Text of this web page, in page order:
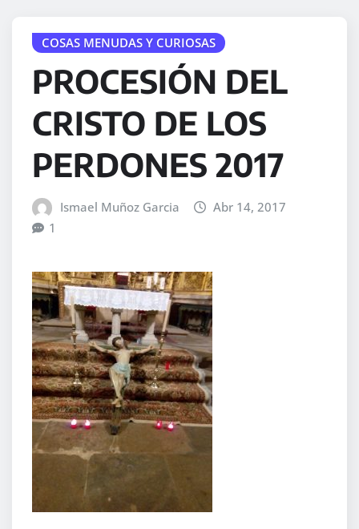
COSAS MENUDAS Y CURIOSAS
PROCESIÓN DEL
CRISTO DE LOS
PERDONES 2017
Ismael Muñoz Garcia
Abr 14, 2017
1